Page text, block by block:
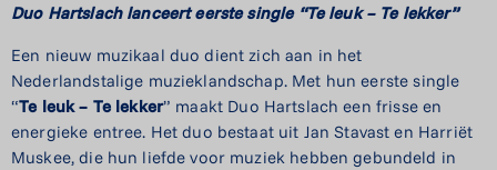
Duo Hartslach lanceert eerste single “Te leuk – Te lekker”
Een nieuw muzikaal duo dient zich aan in het
Nederlandstalige muzieklandschap. Met hun eerste single
“Te leuk – Te lekker” maakt Duo Hartslach een frisse en
energieke entree. Het duo bestaat uit Jan Stavast en Harriët
Muskee, die hun liefde voor muziek hebben gebundeld in